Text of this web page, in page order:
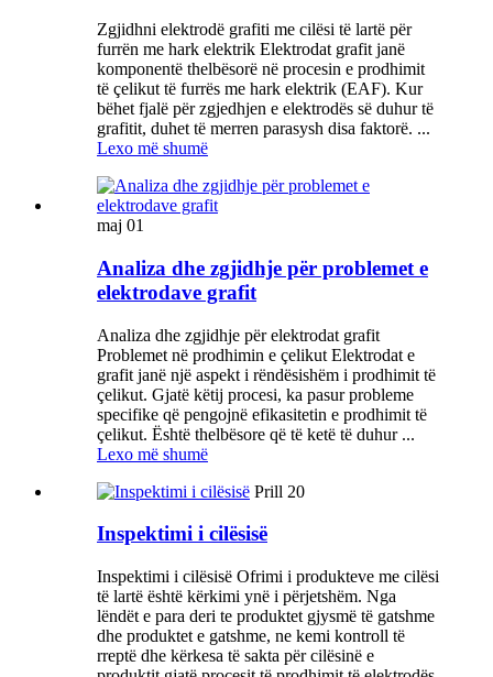
Zgjidhni elektrodë grafiti me cilësi të lartë për
furrën me hark elektrik Elektrodat grafit janë
komponentë thelbësorë në procesin e prodhimit
të çelikut të furrës me hark elektrik (EAF). Kur
bëhet fjalë për zgjedhjen e elektrodës së duhur të
grafitit, duhet të merren parasysh disa faktorë. ...
Lexo më shumë
maj 01
Analiza dhe zgjidhje për problemet e
elektrodave grafit
Analiza dhe zgjidhje për elektrodat grafit
Problemet në prodhimin e çelikut Elektrodat e
grafit janë një aspekt i rëndësishëm i prodhimit të
çelikut. Gjatë këtij procesi, ka pasur probleme
specifike që pengojnë efikasitetin e prodhimit të
çelikut. Është thelbësore që të ketë të duhur ...
Lexo më shumë
Prill 20
Inspektimi i cilësisë
Inspektimi i cilësisë Ofrimi i produkteve me cilësi
të lartë është kërkimi ynë i përjetshëm. Nga
lëndët e para deri te produktet gjysmë të gatshme
dhe produktet e gatshme, ne kemi kontroll të
rreptë dhe kërkesa të sakta për cilësinë e